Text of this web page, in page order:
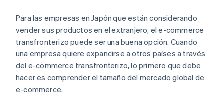
Para las empresas en Japón que están considerando
vender sus productos en el extranjero, el e-commerce
transfronterizo puede ser una buena opción. Cuando
una empresa quiere expandirse a otros países a través
del e-commerce transfronterizo, lo primero que debe
hacer es comprender el tamaño del mercado global de
e-commerce.